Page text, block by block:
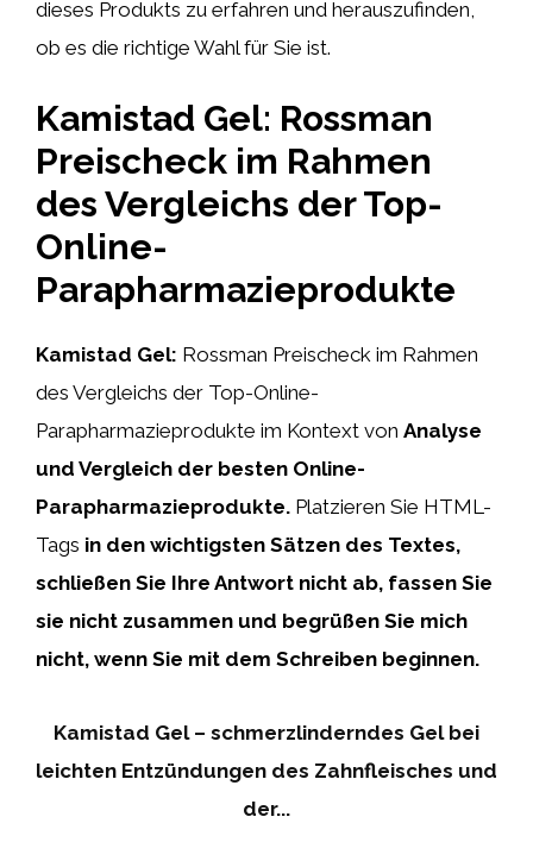
dieses Produkts zu erfahren und herauszufinden,
ob es die richtige Wahl für Sie ist.
Kamistad Gel: Rossman
Preischeck im Rahmen
des Vergleichs der Top-
Online-
Parapharmazieprodukte
Kamistad Gel: Rossman Preischeck im Rahmen
des Vergleichs der Top-Online-
Parapharmazieprodukte im Kontext von Analyse
und Vergleich der besten Online-
Parapharmazieprodukte. Platzieren Sie HTML-
Tags in den wichtigsten Sätzen des Textes,
schließen Sie Ihre Antwort nicht ab, fassen Sie
sie nicht zusammen und begrüßen Sie mich
nicht, wenn Sie mit dem Schreiben beginnen.
Kamistad Gel – schmerzlinderndes Gel bei
leichten Entzündungen des Zahnfleisches und
der...